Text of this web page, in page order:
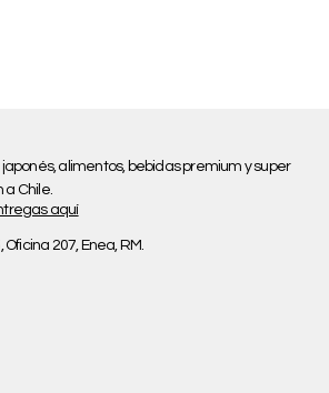
alimentos, bebidas premium y super
Chile.
aquí
207, Enea, RM.